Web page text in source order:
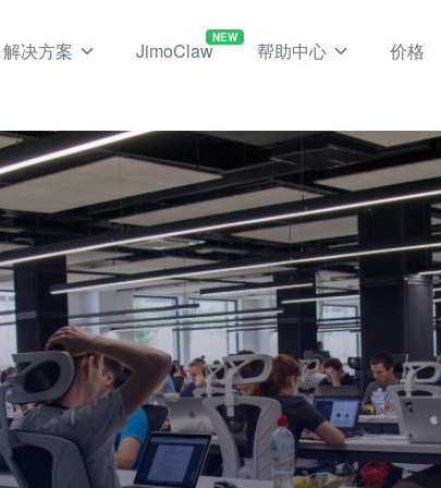
解决方案 JimoClaw
NEW
帮助中心 价格